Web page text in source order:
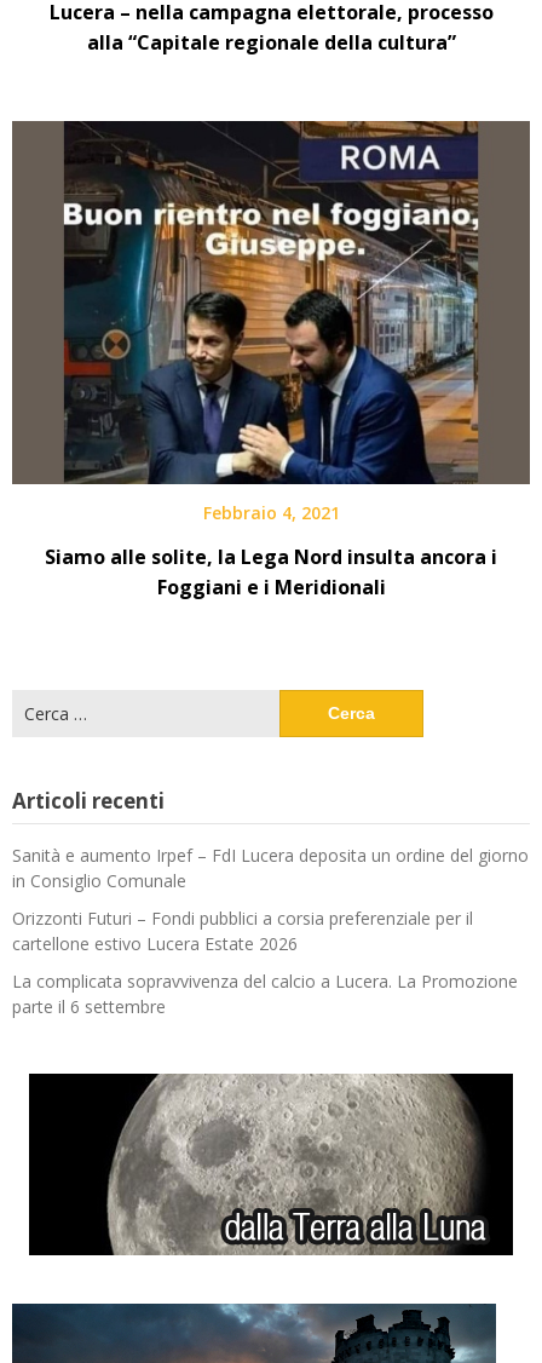
Lucera – nella campagna elettorale, processo
alla “Capitale regionale della cultura”
Febbraio 4, 2021
Siamo alle solite, la Lega Nord insulta ancora i
Foggiani e i Meridionali
per:
Articoli recenti
Sanità e aumento Irpef – FdI Lucera deposita un ordine del giorno
in Consiglio Comunale
Orizzonti Futuri – Fondi pubblici a corsia preferenziale per il
cartellone estivo Lucera Estate 2026
La complicata sopravvivenza del calcio a Lucera. La Promozione
parte il 6 settembre